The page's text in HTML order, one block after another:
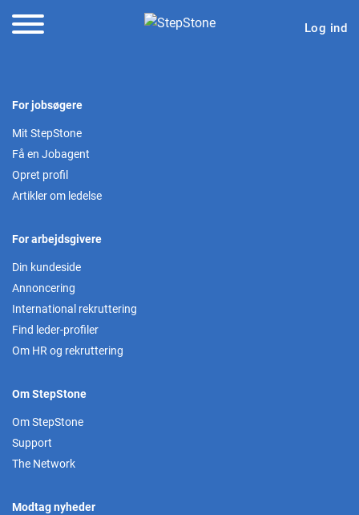
Log ind
For jobsøgere
Mit StepStone
Få en Jobagent
Opret profil
Artikler om ledelse
For arbejdsgivere
Din kundeside
Annoncering
International rekruttering
Find leder-profiler
Om HR og rekruttering
Om StepStone
Om StepStone
Support
The Network
Modtag nyheder